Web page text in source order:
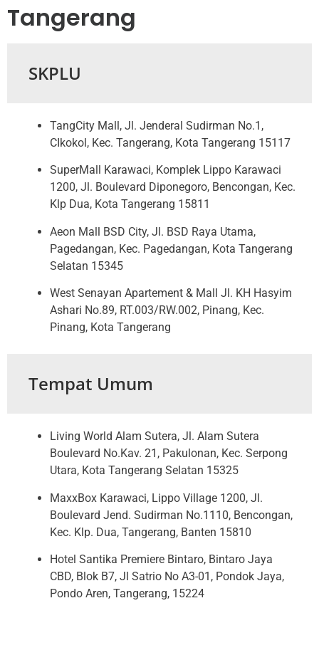
Tangerang
SKPLU
TangCity Mall, Jl. Jenderal Sudirman No.1,
CIkokol, Kec. Tangerang, Kota Tangerang 15117
SuperMall Karawaci, Komplek Lippo Karawaci
1200, Jl. Boulevard Diponegoro, Bencongan, Kec.
Klp Dua, Kota Tangerang 15811
Aeon Mall BSD City, Jl. BSD Raya Utama,
Pagedangan, Kec. Pagedangan, Kota Tangerang
Selatan 15345
West Senayan Apartement & Mall Jl. KH Hasyim
Ashari No.89, RT.003/RW.002, Pinang, Kec.
Pinang, Kota Tangerang
Tempat Umum
Living World Alam Sutera, Jl. Alam Sutera
Boulevard No.Kav. 21, Pakulonan, Kec. Serpong
Utara, Kota Tangerang Selatan 15325
MaxxBox Karawaci, Lippo Village 1200, Jl.
Boulevard Jend. Sudirman No.1110, Bencongan,
Kec. Klp. Dua, Tangerang, Banten 15810
Hotel Santika Premiere Bintaro, Bintaro Jaya
CBD, Blok B7, Jl Satrio No A3-01, Pondok Jaya,
Pondo Aren, Tangerang, 15224